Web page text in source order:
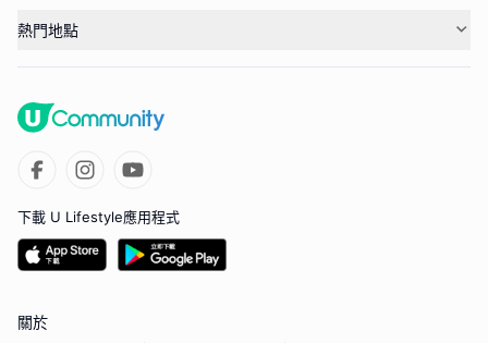
熱門地點
下載 U Lifestyle應用程式
關於